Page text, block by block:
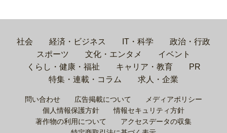
社会 経済・ビジネス IT・科学
政治・行政
スポーツ
文化・エンタメ
イベント
くらし・健康・福祉
キャリア・教育
PR
特集・連載・コラム
求人・企業
問い合わせ 広告掲載について
メディアポリシー
個人情報保護方針
情報セキュリティ方針
著作物の利用について
アクセスデータの収集